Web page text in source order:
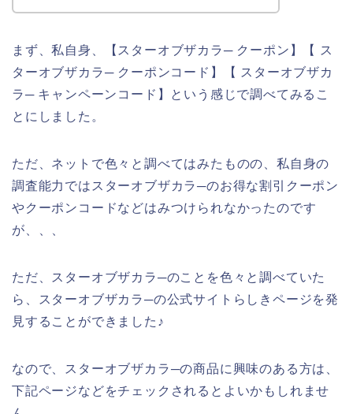
まず、私自身、【スターオブザカラ─ クーポン】【 ス
ターオブザカラ─ クーポンコード】【 スターオブザカ
ラ─ キャンペーンコード】という感じで調べてみるこ
とにしました。
ただ、ネットで色々と調べてはみたものの、私自身の
調査能力ではスターオブザカラ─のお得な割引クーポン
やクーポンコードなどはみつけられなかったのです
が、、、
ただ、スターオブザカラ─のことを色々と調べていた
ら、スターオブザカラ─の公式サイトらしきページを発
見することができました♪
なので、スターオブザカラ─の商品に興味のある方は、
下記ページなどをチェックされるとよいかもしれませ